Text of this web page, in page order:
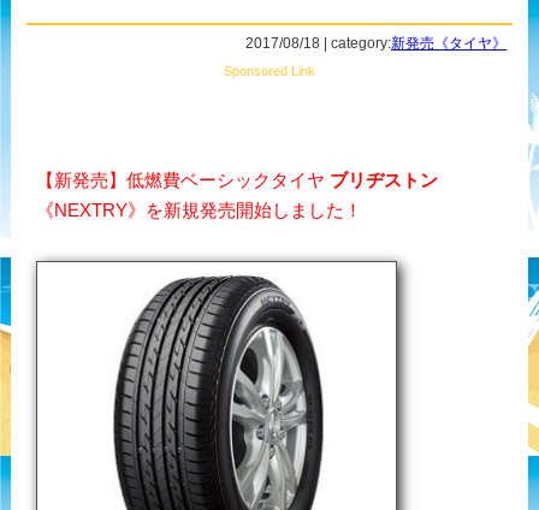
2017/08/18 | category:新発売《タイヤ》
Sponsored Link
【新発売】低燃費ベーシックタイヤ ブリヂストン
《NEXTRY》を新規発売開始しました！